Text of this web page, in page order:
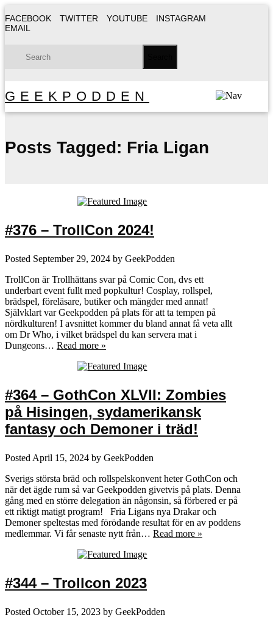
FACEBOOK TWITTER YOUTUBE
INSTAGRAM
EMAIL
GEEKPODDEN
Posts Tagged: Fria Ligan
#376 – TrollCon 2024!
Posted September 29, 2024 by GeekPodden
TrollCon är Trollhättans svar på Comic Con, dvs ett
underbart event fullt med popkultur! Cosplay, rollspel,
brädspel, föreläsare, butiker och mängder med annat!
Självklart var Geekpodden på plats för att ta tempen på
nördkulturen! I avsnittet kommer du bland annat få veta allt
om Dr Who, i vilket brädspel du kan servera mat i
Dungeons… Read more »
#364 – GothCon XLVII: Zombies
på Hisingen, sydamerikansk
fantasy och Demoner i träd!
Posted April 15, 2024 by GeekPodden
Sverigs största bräd och rollspelskonvent heter GothCon och
när det ägde rum så var Geekpodden givetvis på plats. Denna
gång med en större delegation än någonsin, så förbered er på
ett riktigt matigt program! Fria Ligans nya Drakar och
Demoner speltestas med förödande resultat för en av poddens
medlemmar. Vi får senaste nytt från… Read more »
#344 – Trollcon 2023
Posted October 15, 2023 by GeekPodden